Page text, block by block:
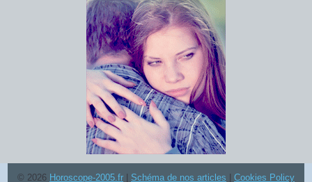
© 2026 Horoscope-2005.fr Schéma de nos articles Cookies Policy